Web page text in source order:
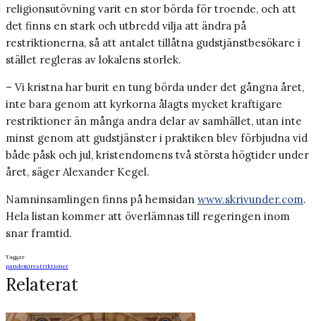
religionsutövning varit en stor börda för troende, och att
det finns en stark och utbredd vilja att ändra på
restriktionerna, så att antalet tillåtna gudstjänstbesökare i
stället regleras av lokalens storlek.
– Vi kristna har burit en tung börda under det gångna året,
inte bara genom att kyrkorna ålagts mycket kraftigare
restriktioner än många andra delar av samhället, utan inte
minst genom att gudstjänster i praktiken blev förbjudna vid
både påsk och jul, kristendomens två största högtider under
året, säger Alexander Kegel.
Namninsamlingen finns på hemsidan www.skrivunder.com.
Hela listan kommer att överlämnas till regeringen inom
snar framtid.
Taggar
pandemirestriktioner
Relaterat